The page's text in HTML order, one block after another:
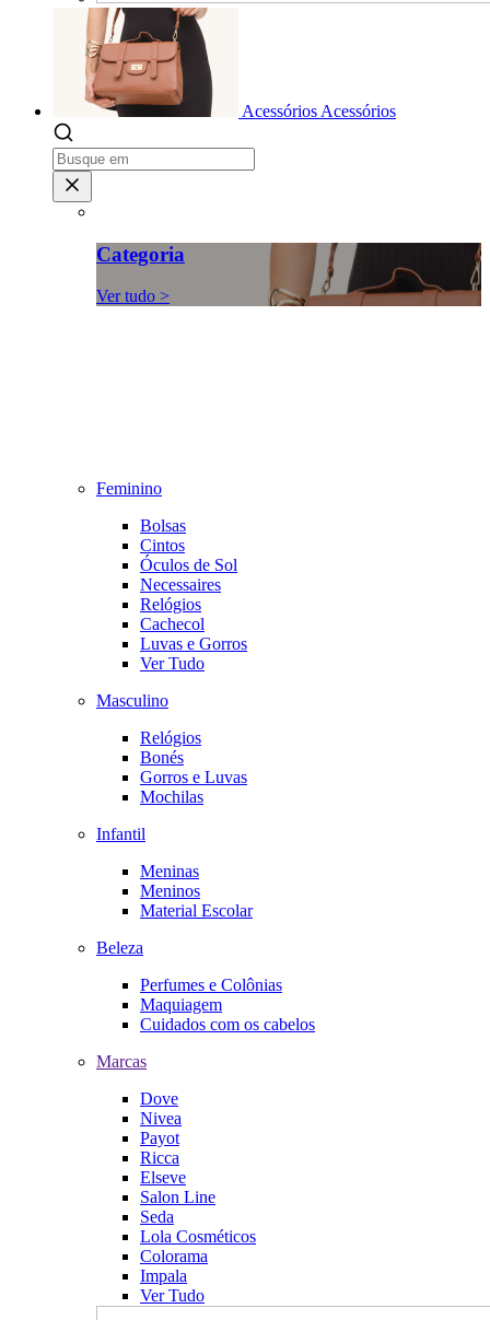
Acessórios Acessórios
Categoria
Ver tudo >
Feminino
Bolsas
Cintos
Óculos de Sol
Necessaires
Relógios
Cachecol
Luvas e Gorros
Ver Tudo
Masculino
Relógios
Bonés
Gorros e Luvas
Mochilas
Infantil
Meninas
Meninos
Material Escolar
Beleza
Perfumes e Colônias
Maquiagem
Cuidados com os cabelos
Marcas
Dove
Nivea
Payot
Ricca
Elseve
Salon Line
Seda
Lola Cosméticos
Colorama
Impala
Ver Tudo